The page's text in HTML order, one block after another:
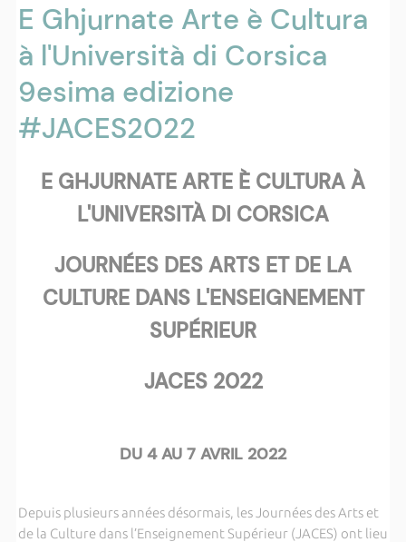
E Ghjurnate Arte è Cultura
à l'Università di Corsica
9esima edizione
#JACES2022
E GHJURNATE ARTE È CULTURA À
L'UNIVERSITÀ DI CORSICA
JOURNÉES DES ARTS ET DE LA
CULTURE DANS L'ENSEIGNEMENT
SUPÉRIEUR
JACES 2022
DU 4 AU 7 AVRIL 2022
Depuis plusieurs années désormais, les Journées des Arts et
de la Culture dans l’Enseignement Supérieur (JACES) ont lieu